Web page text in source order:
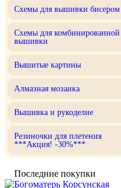
Схемы для вышивки бисером
Схемы для комбинированной
вышивки
Вышитые картины
Алмазная мозаика
Вышивка и рукоделие
Резиночки для плетения
***Акция! -30%***
Последние покупки